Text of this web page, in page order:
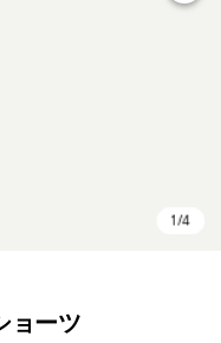
ョーツ